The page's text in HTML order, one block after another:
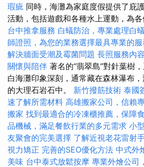
瑕疵 同時，海灘為家庭度假提供了庇
活動，包括遊戲和各種水上運動，為各
台中推拿服務 白蟻防治，專業處理白
師證照，為您的業務選擇最具專業的服
解決牆面受潮及霉菌問題 長照服務內
關懷與陪伴 著名的“翡翠島”對針葉樹
白海灘印象深刻，通常藏在森林瀑布
的大理石岩石中。 新竹撥筋技術 泰國
速了解所需材料 高雄搬家公司，信賴
搬家 找到最適合的冷凍櫃推薦，保障
品機械，滿足餐飲行業的多元需求 小
友聚會的完美選擇 了解近視老花雷射
視力矯正 完善的SEO優化方法 中式外
美味 台中泰式放鬆按摩 專業外燴公司